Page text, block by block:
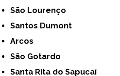
São Lourenço
Santos Dumont
Arcos
São Gotardo
Santa Rita do Sapucaí